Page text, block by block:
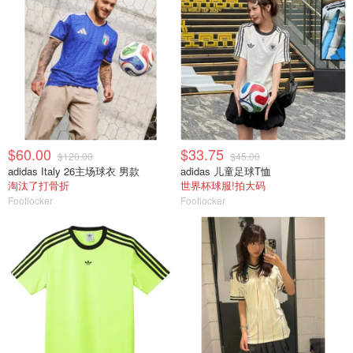
$60.00 $120.00
adidas Italy 26主场球衣 男款
淘汰了打骨折
Footlocker
$33.75 $45.00
adidas 儿童足球T恤
世界杯球服!拍大码
Footlocker